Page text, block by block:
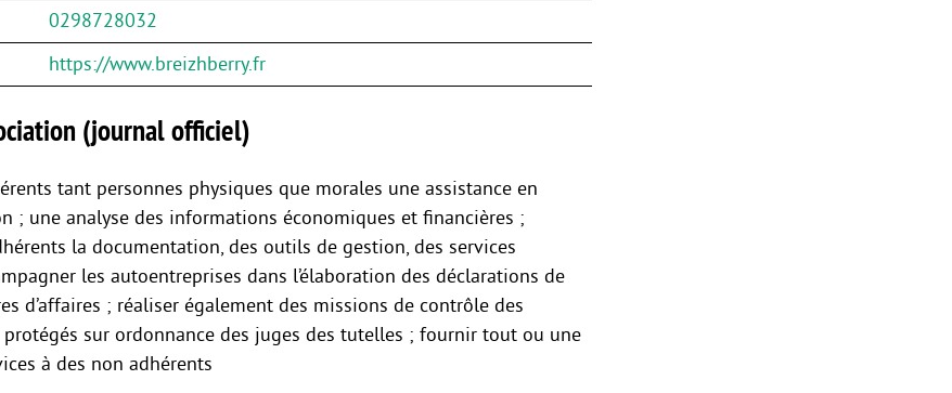
0298728032
https://www.breizhberry.fr
(journal officiel)
tant personnes physiques que morales une assistance en
; une analyse des informations économiques et financières ;
la documentation, des outils de gestion, des services
les autoentreprises dans l’élaboration des déclarations de
d’affaires ; réaliser également des missions de contrôle des
sur ordonnance des juges des tutelles ; fournir tout ou une
à des non adhérents